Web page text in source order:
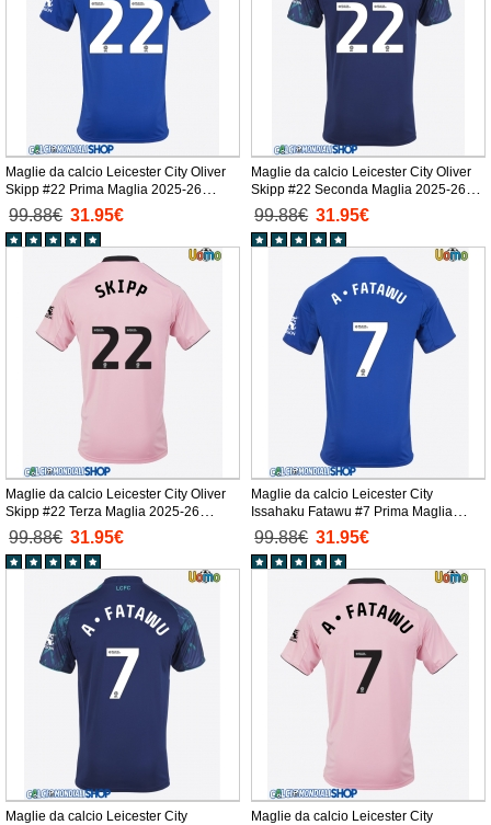
Maglie da calcio Leicester City Oliver
Skipp #22 Prima Maglia 2025-26
Manica Corta
99.88€ 31.95€
Maglie da calcio Leicester City Oliver
Skipp #22 Seconda Maglia 2025-26
Manica Corta
99.88€ 31.95€
Maglie da calcio Leicester City Oliver
Skipp #22 Terza Maglia 2025-26
Manica Corta
99.88€ 31.95€
Maglie da calcio Leicester City
Issahaku Fatawu #7 Prima Maglia
2025-26 Manica Corta
99.88€ 31.95€
Maglie da calcio Leicester City
Maglie da calcio Leicester City